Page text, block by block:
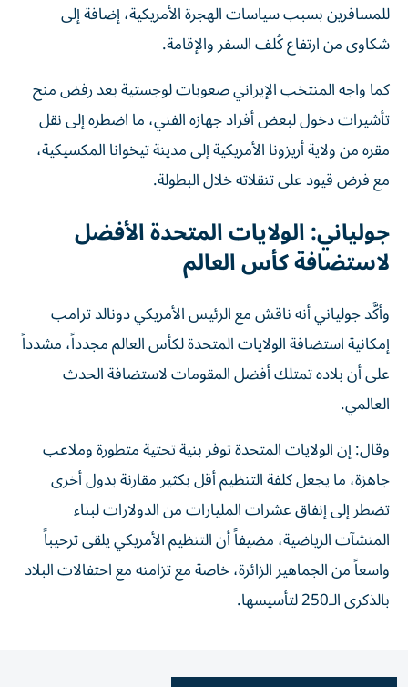
للمسافرين بسبب سياسات الهجرة الأمريكية، إضافة إلى
شكاوى من ارتفاع كُلف السفر والإقامة.
كما واجه المنتخب الإيراني صعوبات لوجستية بعد رفض منح
تأشيرات دخول لبعض أفراد جهازه الفني، ما اضطره إلى نقل
مقره من ولاية أريزونا الأمريكية إلى مدينة تيخوانا المكسيكية،
مع فرض قيود على تنقلاته خلال البطولة.
جولياني: الولايات المتحدة الأفضل
لاستضافة كأس العالم
وأكَّد جولياني أنه ناقش مع الرئيس الأمريكي دونالد ترامب
إمكانية استضافة الولايات المتحدة لكأس العالم مجدداً، مشدداً
على أن بلاده تمتلك أفضل المقومات لاستضافة الحدث
العالمي.
وقال: إن الولايات المتحدة توفر بنية تحتية متطورة وملاعب
جاهزة، ما يجعل كلفة التنظيم أقل بكثير مقارنة بدول أخرى
تضطر إلى إنفاق عشرات المليارات من الدولارات لبناء
المنشآت الرياضية، مضيفاً أن التنظيم الأمريكي يلقى ترحيباً
واسعاً من الجماهير الزائرة، خاصة مع تزامنه مع احتفالات البلاد
بالذكرى الـ250 لتأسيسها.